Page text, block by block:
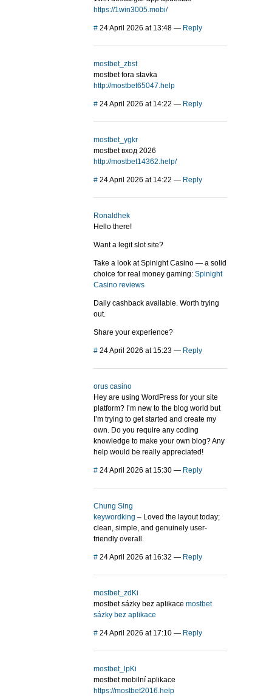
https://1win3005.mobi/
# 24 April 2026 at 13:48 — Reply
mostbet_zbst
mostbet fora stavka
http://mostbet65047.help
# 24 April 2026 at 14:22 — Reply
mostbet_ygkr
mostbet вход 2026
http://mostbet14362.help/
# 24 April 2026 at 14:22 — Reply
Ronaldhek
Hello there!
Want a legit slot site?
Take a look at Spinight Casino — a solid
choice for real money gaming: Spinight
Casino reviews
Daily cashback available. Worth trying
out.
Share your experience?
# 24 April 2026 at 15:23 — Reply
orus casino
Hey are using WordPress for your site
platform? I’m new to the blog world but
I’m trying to get started and create my
own. Do you require any coding
knowledge to make your own blog? Any
help would be really appreciated!
# 24 April 2026 at 15:30 — Reply
Chung Sing
keywordking – Loved the layout today;
clean, simple, and genuinely user-
friendly overall.
# 24 April 2026 at 16:32 — Reply
mostbet_zdKi
mostbet sázky bez aplikace mostbet
sázky bez aplikace
# 24 April 2026 at 17:10 — Reply
mostbet_lpKi
mostbet mobilní aplikace
https://mostbet2016.help